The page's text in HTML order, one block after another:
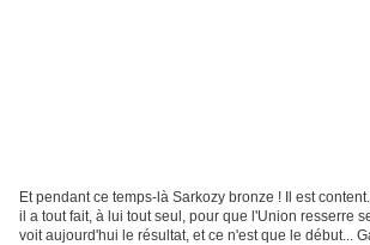
Et pendant ce temps-là Sarkozy bronze ! Il est
il a tout fait, à lui tout seul, pour que l'Union resserre
voit aujourd'hui le résultat, et ce n'est que le début...